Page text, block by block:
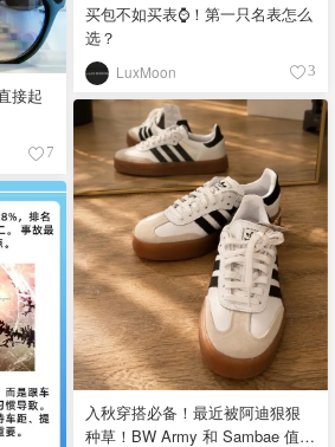
买包不如买表⌚️！第一只名表怎么
选？
LuxMoon 3
接起
7
入秋穿搭必备！最近被阿迪狠狠
种草！BW Army 和 Sambae 值得